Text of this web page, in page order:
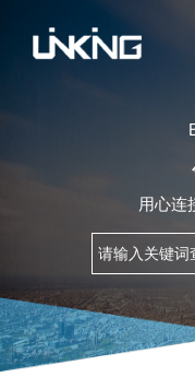
用心连